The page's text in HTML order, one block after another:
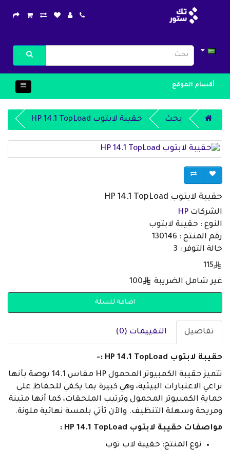
أقسام الموقع
بحث حقيبة لابتوب HP 14.1 TopLoad
حقيبة لابتوب HP 14.1 TopLoad
الشركات HP
النوع : حقيبة لابتوب
رقم المنتج : 130146
حالة التوفر : 3
115
غير شامل الضريبة 100
اضافة للسلة
تفاصيل التقييمات (0)
حقيبة لابتوب HP 14.1 TopLoad :-
تتميز حقيبة الكمبيوتر المحمول HP مقاس 14.1 بوصة بأنها
تراعي الاعتبارات البيئية، وهي كبيرة بما يكفي للحفاظ على
حماية الكمبيوتر المحمول وترتيب الملحقات، كما أنها متينة
ومريحة وسهلة التنظيف. والآن تأتي بلمسة نهائية ملونة.
مواصفات حقيبة لابتوب HP 14.1 TopLoad :
نوع المنتج: حقيبة لاب توب